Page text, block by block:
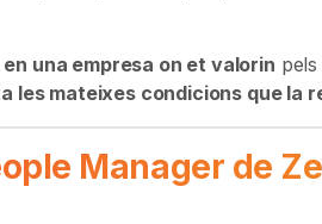
una empresa on et valorin
les mateixes condicions que la
Manager de